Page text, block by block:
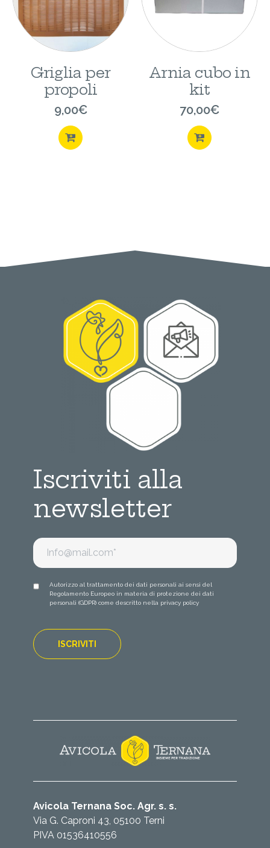
Griglia per
propoli
9,00€
Arnia cubo in
kit
70,00€
Iscriviti alla
newsletter
Autorizzo al trattamento dei dati personali ai sensi del
Regolamento Europeo in materia di protezione dei dati
personali (GDPR) come descritto nella privacy policy
Avicola Ternana Soc. Agr. s. s.
Via G. Caproni 43, 05100 Terni
PIVA 01536410556